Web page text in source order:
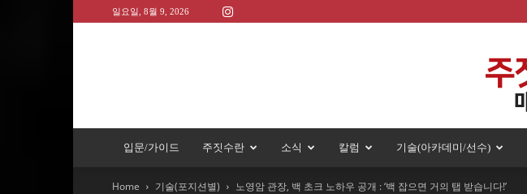
일요일, 8월 9, 2026
입문/가이드 주짓수란 소식 칼럼 기술(아카데미/선수)
Home 기술(포지션별) 노영암 관장, 백 초크 노하우 공개 : ‘백 잡으면 거의 탭 받습니다!’